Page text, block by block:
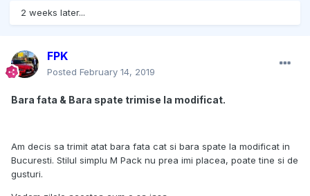
2 weeks later...
FPK
Posted February 14, 2019
Bara fata & Bara spate trimise la modificat.
Am decis sa trimit atat bara fata cat si bara spate la modificat in
Bucuresti. Stilul simplu M Pack nu prea imi placea, poate tine si de
gusturi.